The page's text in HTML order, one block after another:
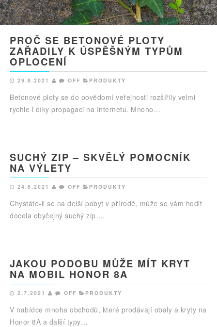
PROČ SE BETONOVÉ PLOTY
ZAŘADILY K ÚSPĚŠNÝM TYPŮM
OPLOCENÍ
29.8.2021 OFF PRODUKTY
Betonové ploty se do povědomí veřejnosti rozšířily velmi
rychle i díky propagaci na Internetu. Mnoho…
SUCHÝ ZIP – SKVĚLÝ POMOCNÍK
NA VÝLETY
24.8.2021 OFF PRODUKTY
Chystáte-li se na delší pobyt v přírodě, může se vám hodit
docela obyčejný suchý zip….
JAKOU PODOBU MŮŽE MÍT KRYT
NA MOBIL HONOR 8A
2.7.2021 OFF PRODUKTY
V nabídce mnoha obchodů, které prodávají obaly a kryty na
Honor 8A a další typy…